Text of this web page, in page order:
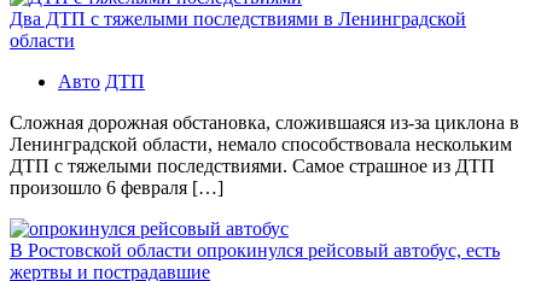
Два ДТП с тяжелыми последствиями в Ленинградской
области
Авто ДТП
Сложная дорожная обстановка, сложившаяся из-за циклона в
Ленинградской области, немало способствовала нескольким
ДТП с тяжелыми последствиями. Самое страшное из ДТП
произошло 6 февраля […]
В Ростовской области опрокинулся рейсовый автобус, есть
жертвы и пострадавшие